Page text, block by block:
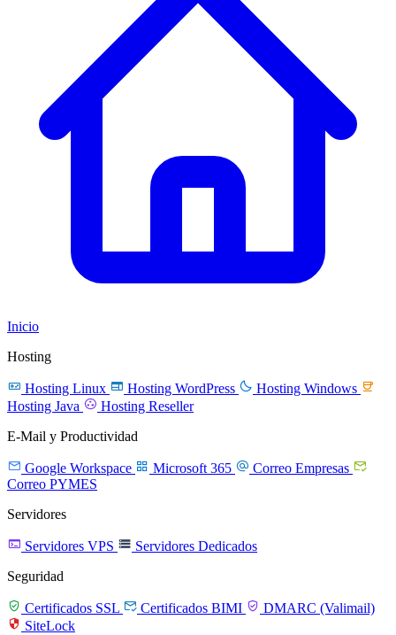
Inicio
Hosting
 Hosting Linux  Hosting WordPress  Hosting Windows 
Hosting Java  Hosting Reseller
E-Mail y Productividad
 Google Workspace  Microsoft 365  Correo Empresas 
Correo PYMES
Servidores
 Servidores VPS  Servidores Dedicados
Seguridad
 Certificados SSL  Certificados BIMI  DMARC (Valimail)
 SiteLock